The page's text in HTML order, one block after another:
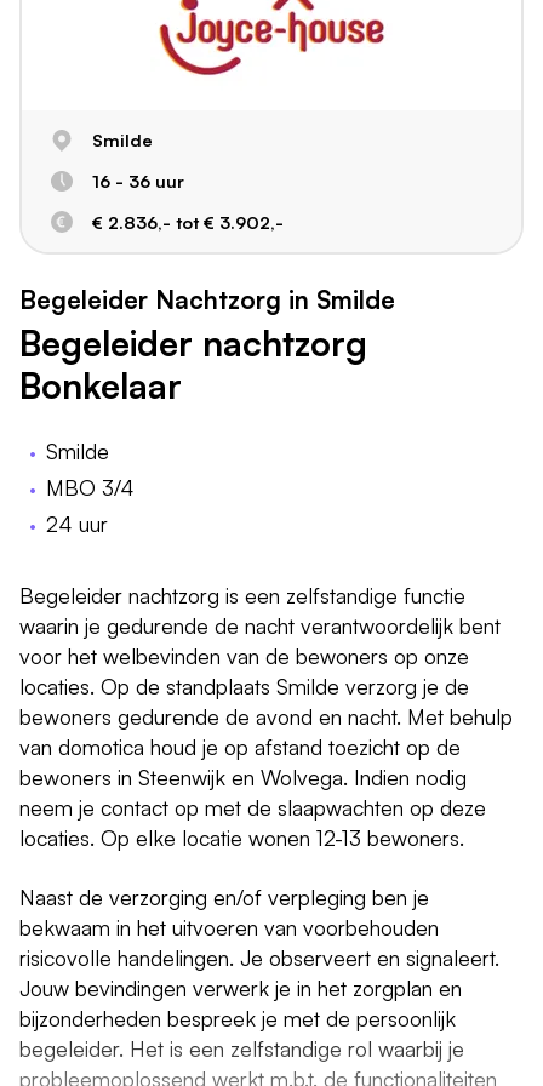
Smilde
16 - 36 uur
€ 2.836,- tot € 3.902,-
Begeleider Nachtzorg in Smilde
Begeleider nachtzorg
Bonkelaar
Smilde
MBO 3/4
24 uur
Begeleider nachtzorg is een zelfstandige functie
waarin je gedurende de nacht verantwoordelijk bent
voor het welbevinden van de bewoners op onze
locaties. Op de standplaats Smilde verzorg je de
bewoners gedurende de avond en nacht. Met behulp
van domotica houd je op afstand toezicht op de
bewoners in Steenwijk en Wolvega. Indien nodig
neem je contact op met de slaapwachten op deze
locaties. Op elke locatie wonen 12-13 bewoners.
Naast de verzorging en/of verpleging ben je
bekwaam in het uitvoeren van voorbehouden
risicovolle handelingen. Je observeert en signaleert.
Jouw bevindingen verwerk je in het zorgplan en
bijzonderheden bespreek je met de persoonlijk
begeleider. Het is een zelfstandige rol waarbij je
probleemoplossend werkt m.b.t. de functionaliteiten